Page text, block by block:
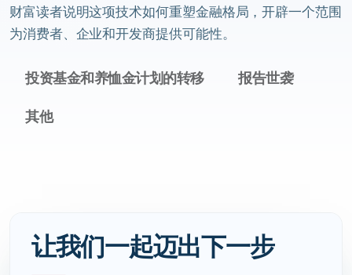
财富读者说明这项技术如何重塑金融格局，开辟一个范围
为消费者、企业和开发商提供可能性。
投资基金和养恤金计划的转移 报告世袭
其他
让我们一起迈出下一步